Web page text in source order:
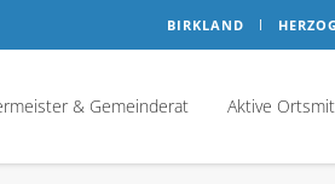
BIRKLAND
& Gemeinderat Aktive